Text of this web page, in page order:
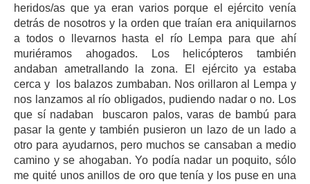
heridos/as que ya eran varios porque el ejército venía
detrás de nosotros y la orden que traían era aniquilarnos
a todos o llevarnos hasta el río Lempa para que ahí
muriéramos ahogados. Los helicópteros también
andaban ametrallando la zona. El ejército ya estaba
cerca y los balazos zumbaban. Nos orillaron al Lempa y
nos lanzamos al río obligados, pudiendo nadar o no. Los
que sí nadaban buscaron palos, varas de bambú para
pasar la gente y también pusieron un lazo de un lado a
otro para ayudarnos, pero muchos se cansaban a medio
camino y se ahogaban. Yo podía nadar un poquito, sólo
me quité unos anillos de oro que tenía y los puse en una